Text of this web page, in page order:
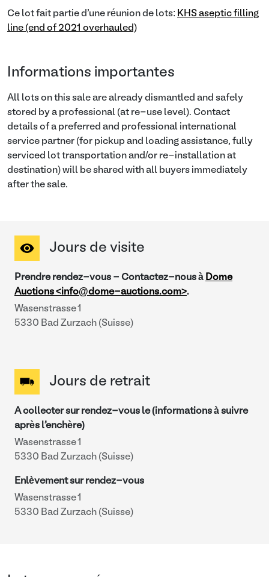
Ce lot fait partie d'une réunion de lots: KHS aseptic filling
line (end of 2021 overhauled)
Informations importantes
All lots on this sale are already dismantled and safely
stored by a professional (at re-use level). Contact
details of a preferred and professional international
service partner (for pickup and loading assistance, fully
serviced lot transportation and/or re-installation at
destination) will be shared with all buyers immediately
after the sale.
Jours de visite
Prendre rendez-vous - Contactez-nous à Dome
Auctions <info@dome-auctions.com>.
Wasenstrasse 1
5330 Bad Zurzach (Suisse)
Jours de retrait
A collecter sur rendez-vous le (informations à suivre
après l'enchère)
Wasenstrasse 1
5330 Bad Zurzach (Suisse)
Enlèvement sur rendez-vous
Wasenstrasse 1
5330 Bad Zurzach (Suisse)